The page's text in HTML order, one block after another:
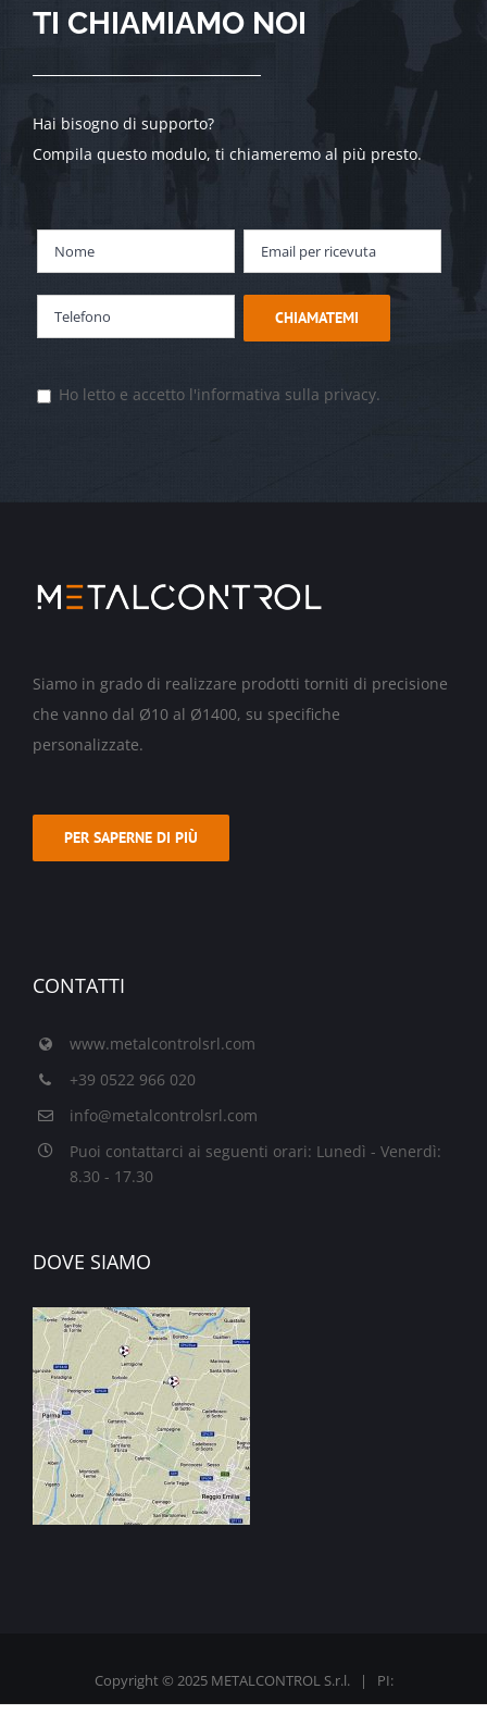
TI CHIAMIAMO NOI
Hai bisogno di supporto?
Compila questo modulo, ti chiameremo al più presto.
Ho letto e accetto l'informativa sulla privacy.
Siamo in grado di realizzare prodotti torniti di precisione
che vanno dal Ø10 al Ø1400, su specifiche
personalizzate.
PER SAPERNE DI PIÙ
CONTATTI
www.metalcontrolsrl.com
+39 0522 966 020
info@metalcontrolsrl.com
Puoi contattarci ai seguenti orari: Lunedì - Venerdì:
8.30 - 17.30
DOVE SIAMO
Copyright © 2025 METALCONTROL S.r.l.| PI:
IT01999490343 | ALL RIGHTS RESERVED |PRIVACY POLICY